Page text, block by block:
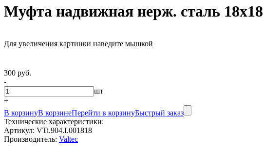
Муфта надвижная нерж. сталь 18х18
Для увеличения картинки наведите мышкой
300 руб.
-
шт
+
В корзинуВ корзинеПерейти в корзинуБыстрый заказ
Технические характеристики:
Артикул: VTi.904.I.001818
Производитель: Valtec